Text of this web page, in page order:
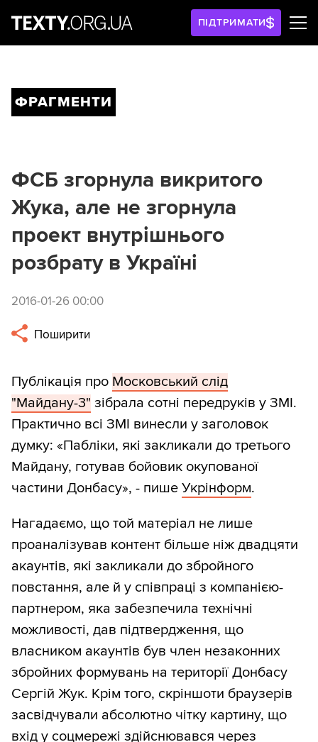
ПІДТРИМАТИ
ФРАГМЕНТИ
ФСБ згорнула викритого
Жука, але не згорнула
проект внутрішнього
розбрату в Україні
2016-01-26 00:00
Поширити
Публікація про Московський слід
"Майдану-3" зібрала сотні передруків у ЗМІ.
Практично всі ЗМІ винесли у заголовок
думку: «Пабліки, які закликали до третього
Майдану, готував бойовик окупованої
частини Донбасу», - пише Укрінформ.
Нагадаємо, що той матеріал не лише
проаналізував контент більше ніж двадцяти
акаунтів, які закликали до збройного
повстання, але й у співпраці з компанією-
партнером, яка забезпечила технічні
можливості, дав підтвердження, що
власником акаунтів був член незаконних
збройних формувань на території Донбасу
Сергій Жук. Крім того, скріншоти браузерів
засвідчували абсолютно чітку картину, що
вхід у соцмережі здійснювався через